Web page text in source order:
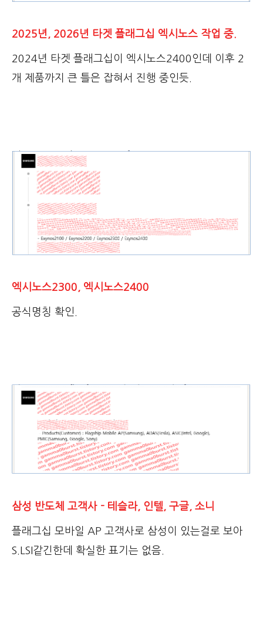
2025년, 2026년 타겟 플래그십 엑시노스 작업 중.
2024년 타겟 플래그십이 엑시노스2400인데 이후 2
개 제품까지 큰 틀은 잡혀서 진행 중인듯.
엑시노스2300, 엑시노스2400
공식명칭 확인.
삼성 반도체 고객사 - 테슬라, 인텔, 구글, 소니
플래그십 모바일 AP 고객사로 삼성이 있는걸로 보아
S.LSI같긴한데 확실한 표기는 없음.